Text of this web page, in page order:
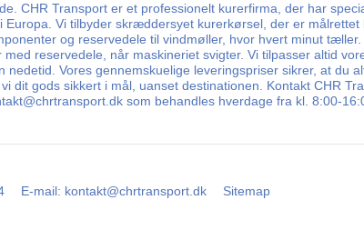
CHR Transport er et professionelt kurerfirma, der har
Vi tilbyder skræddersyet kurerkørsel, der er målrettet
og reservedele til vindmøller, hvor hvert minut
reservedele, når maskineriet svigter. Vi tilpasser altid
Vores gennemskuelige leveringspriser sikrer, at du
gods sikkert i mål, uanset destinationen. Kontakt CHR
som behandles hverdage fra kl. 8:00-
E-mail: kontakt@chrtransport.dk Sitemap